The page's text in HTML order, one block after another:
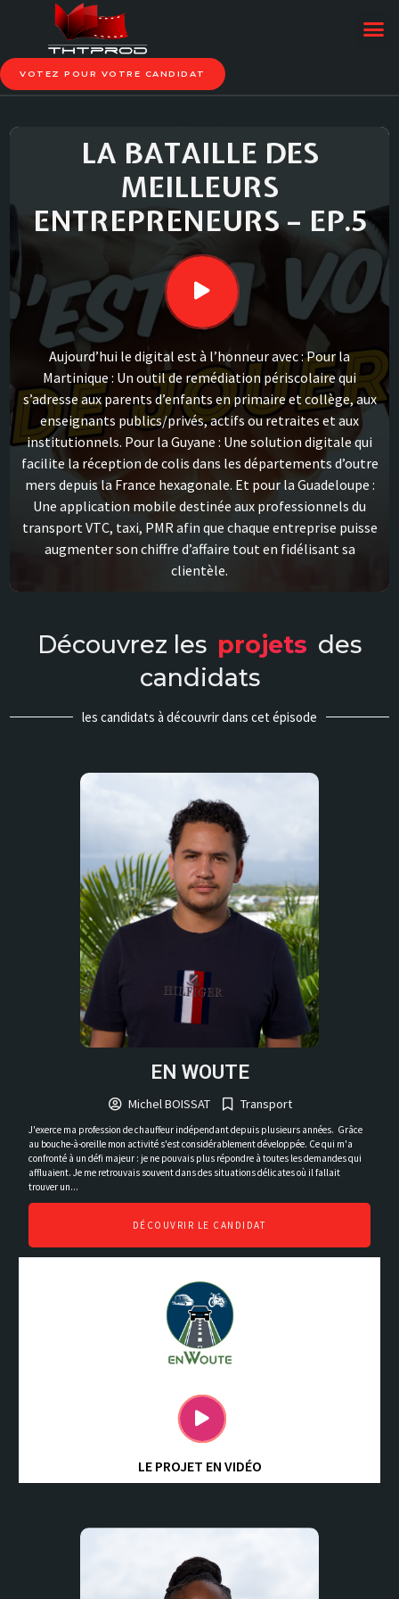
VOTEZ POUR VOTRE CANDIDAT
LA BATAILLE DES
MEILLEURS
ENTREPRENEURS – EP.5
Aujourd’hui le digital est à l’honneur avec : Pour la
Martinique : Un outil de remédiation périscolaire qui
s’adresse aux parents d’enfants en primaire et collège, aux
enseignants publics/privés, actifs ou retraites et aux
institutionnels. Pour la Guyane : Une solution digitale qui
facilite la réception de colis dans les départements d’outre
mers depuis la France hexagonale. Et pour la Guadeloupe :
Une application mobile destinée aux professionnels du
transport VTC, taxi, PMR afin que chaque entreprise puisse
augmenter son chiffre d’affaire tout en fidélisant sa
clientèle.
Découvrez les projets des
candidats
les candidats à découvrir dans cet épisode
EN WOUTE
Michel BOISSAT Transport
J'exerce ma profession de chauffeur indépendant depuis plusieurs années. Grâce
au bouche-à-oreille mon activité s'est considérablement développée. Ce qui m'a
confronté à un défi majeur : je ne pouvais plus répondre à toutes les demandes qui
affluaient. Je me retrouvais souvent dans des situations délicates où il fallait
trouver un...
DÉCOUVRIR LE CANDIDAT
LE PROJET EN VIDÉO